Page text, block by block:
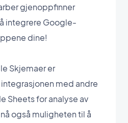
gjenoppfinner
integrere Google-
dine!
Skjemaer er
med andre
Sheets for analyse av
også muligheten til å